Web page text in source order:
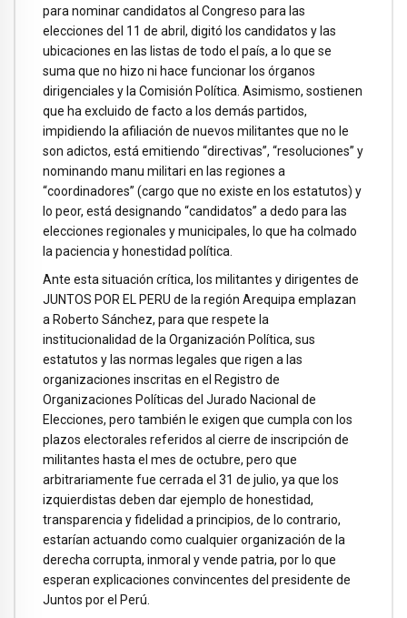
para nominar candidatos al Congreso para las
elecciones del 11 de abril, digitó los candidatos y las
ubicaciones en las listas de todo el país, a lo que se
suma que no hizo ni hace funcionar los órganos
dirigenciales y la Comisión Política. Asimismo, sostienen
que ha excluido de facto a los demás partidos,
impidiendo la afiliación de nuevos militantes que no le
son adictos, está emitiendo “directivas”, “resoluciones” y
nominando manu militari en las regiones a
“coordinadores” (cargo que no existe en los estatutos) y
lo peor, está designando “candidatos” a dedo para las
elecciones regionales y municipales, lo que ha colmado
la paciencia y honestidad política.
Ante esta situación crítica, los militantes y dirigentes de
JUNTOS POR EL PERU de la región Arequipa emplazan
a Roberto Sánchez, para que respete la
institucionalidad de la Organización Política, sus
estatutos y las normas legales que rigen a las
organizaciones inscritas en el Registro de
Organizaciones Políticas del Jurado Nacional de
Elecciones, pero también le exigen que cumpla con los
plazos electorales referidos al cierre de inscripción de
militantes hasta el mes de octubre, pero que
arbitrariamente fue cerrada el 31 de julio, ya que los
izquierdistas deben dar ejemplo de honestidad,
transparencia y fidelidad a principios, de lo contrario,
estarían actuando como cualquier organización de la
derecha corrupta, inmoral y vende patria, por lo que
esperan explicaciones convincentes del presidente de
Juntos por el Perú.